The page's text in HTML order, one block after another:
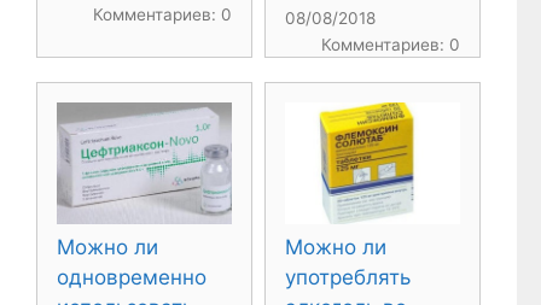
Комментариев: 0
08/08/2018
Комментариев: 0
Можно ли
одновременно
Можно ли
употреблять